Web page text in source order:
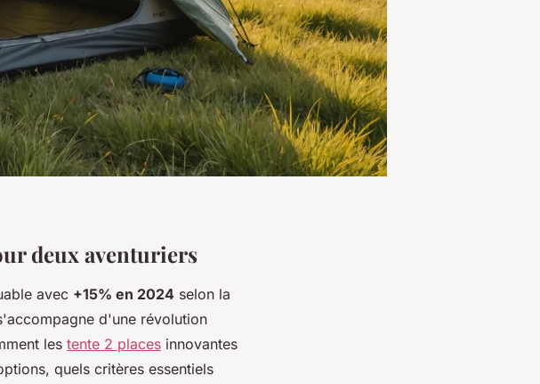
deux aventuriers
avec +15% en 2024 selon la
d'une révolution
les tente 2 places innovantes
quels critères essentiels